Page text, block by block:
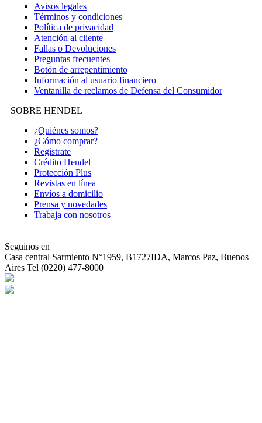
Avisos legales
Términos y condiciones
Política de privacidad
Atención al cliente
Fallas o Devoluciones
Preguntas frecuentes
Botón de arrepentimiento
Información al usuario financiero
Ventanilla de reclamos de Defensa del Consumidor
SOBRE HENDEL
¿Quiénes somos?
¿Cómo comprar?
Registrate
Crédito Hendel
Protección Plus
Revistas en línea
Envíos a domicilio
Prensa y novedades
Trabaja con nosotros
Seguinos en
Casa central Sarmiento N°1959, B1727IDA, Marcos Paz, Buenos
Aires Tel (0220) 477-8000